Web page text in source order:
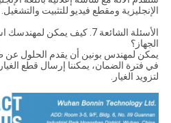
الإنجليزية ومقطع فيديو للتثبيت والتشغيل.
الأسئلة الشائعة 7. كيف يمكن
الجهاز؟
يمكن لمهندس بونين أن يقدم الحلول عن
في فترة الضمان، يمكننا إرسال قطع
لتزويد الغيار.